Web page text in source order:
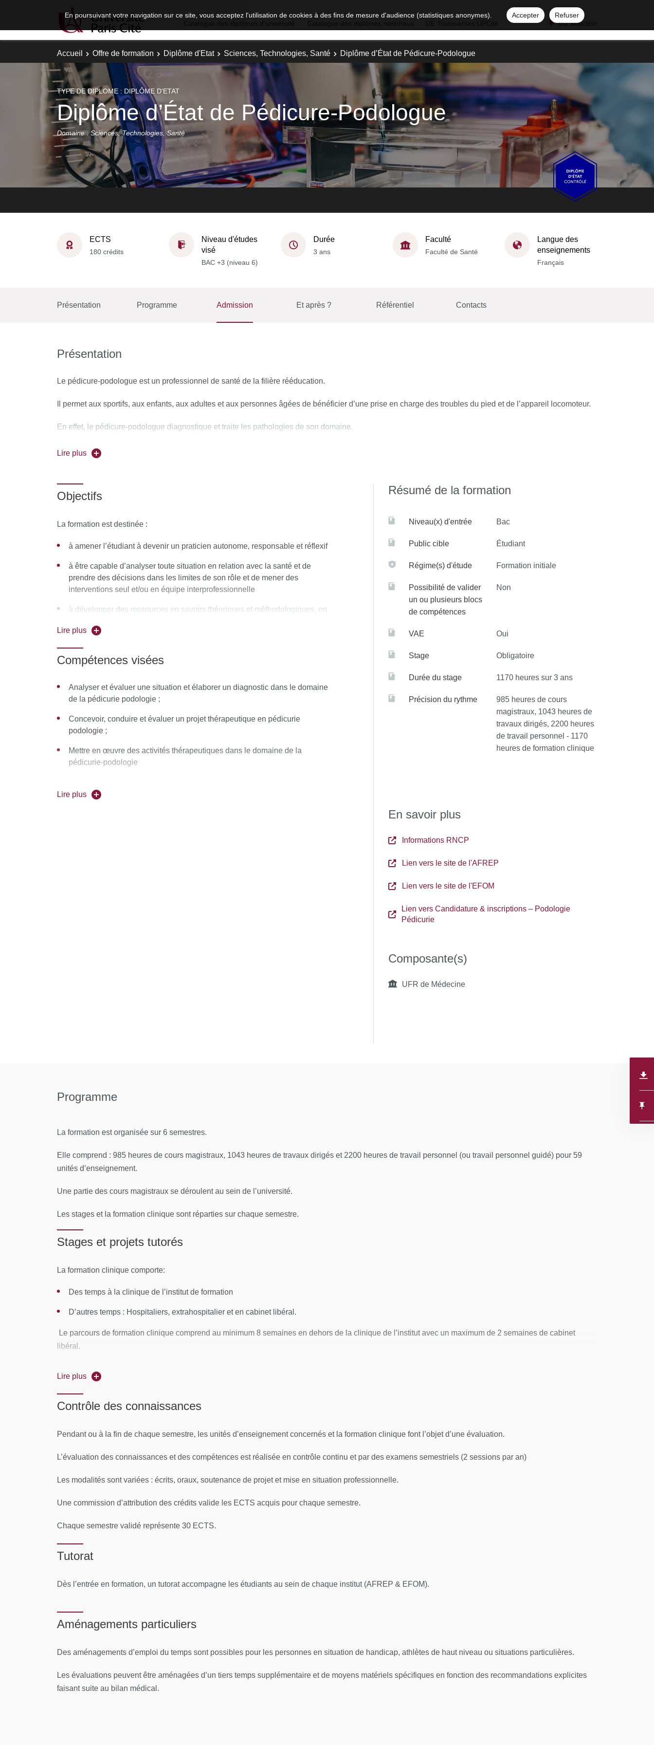
En poursuivant votre navigation sur ce site, vous acceptez l'utilisation de cookies à des fins de mesure d'audience (statistiques anonymes). Accepter
Refuser
Ma sélection
Accueil Offre de formation Diplôme d'Etat Sciences, Technologies, Santé Diplôme d’État de Pédicure-Podologue
TYPE DE DIPLOME : DIPLÔME D'ETAT
Diplôme d’État de Pédicure-Podologue
Domaine : Sciences, Technologies, Santé
ECTS
180 crédits
Niveau d'études
visé
BAC +3 (niveau 6)
Durée
3 ans
Faculté
Faculté de Santé
Langue des
enseignements
Français
Présentation Programme Admission Et après ? Référentiel Contacts
Présentation
Le pédicure-podologue est un professionnel de santé de la filière rééducation.
Il permet aux sportifs, aux enfants, aux adultes et aux personnes âgées de bénéficier d’une prise en charge des troubles du pied et de l’appareil locomoteur.
En effet, le pédicure-podologue diagnostique et traite les pathologies de son domaine.
D’autre part, il prescrit, confectionne et adapte des dispositifs médicaux podologiques externes (orthèses plantaires, petits appareillages,…) ainsi que des
Enfin, il réalise des activités en matière de prévention, de formation, d’encadrement, d’éducation et de recherche.
EFOM : 118 bis rue de Javel et 43 bis rue des Entrepreneurs – Paris 15è
Lire plus
Objectifs
La formation est destinée :
à amener l’étudiant à devenir un praticien autonome, responsable et réflexif
à être capable d’analyser toute situation en relation avec la santé et de
prendre des décisions dans les limites de son rôle et de mener des
interventions seul et/ou en équipe interprofessionnelle
à développer des ressources en savoirs théoriques et méthodologiques, en
Lire plus
Compétences visées
Analyser et évaluer une situation et élaborer un diagnostic dans le domaine
de la pédicurie podologie ;
Concevoir, conduire et évaluer un projet thérapeutique en pédicurie
podologie ;
Mettre en œuvre des activités thérapeutiques dans le domaine de la
pédicurie-podologie
en pédicurie-podologie et en santé publique ;
Lire plus
Résumé de la formation
Niveau(x) d'entrée Bac
Public cible Étudiant
Régime(s) d'étude Formation initiale
Possibilité de valider
un ou plusieurs blocs
de compétences
Non
VAE Oui
Stage Obligatoire
Durée du stage 1170 heures sur 3 ans
Précision du rythme
985 heures de cours
magistraux, 1043 heures de
travaux dirigés, 2200 heures
de travail personnel - 1170
heures de formation clinique
En savoir plus
Informations RNCP
Lien vers le site de l'AFREP
Lien vers le site de l'EFOM
Lien vers Candidature & inscriptions – Podologie
Pédicurie
Composante(s)
UFR de Médecine
Programme
La formation est organisée sur 6 semestres.
Elle comprend : 985 heures de cours magistraux, 1043 heures de travaux dirigés et 2200 heures de travail personnel (ou travail personnel guidé) pour 59
unités d’enseignement.
Une partie des cours magistraux se déroulent au sein de l’université.
Les stages et la formation clinique sont réparties sur chaque semestre.
Stages et projets tutorés
La formation clinique comporte:
Des temps à la clinique de l’institut de formation
D’autres temps : Hospitaliers, extrahospitalier et en cabinet libéral.
Le parcours de formation clinique comprend au minimum 8 semaines en dehors de la clinique de l’institut avec un maximum de 2 semaines de cabinet
libéral.
chaque institut.
Quel que soit le lieu, chaque étudiant est encadré par un tuteur de stage.
Lire plus
Contrôle des connaissances
Pendant ou à la fin de chaque semestre, les unités d’enseignement concernés et la formation clinique font l’objet d’une évaluation.
L’évaluation des connaissances et des compétences est réalisée en contrôle continu et par des examens semestriels (2 sessions par an)
Les modalités sont variées : écrits, oraux, soutenance de projet et mise en situation professionnelle.
Une commission d’attribution des crédits valide les ECTS acquis pour chaque semestre.
Chaque semestre validé représente 30 ECTS.
Tutorat
Dès l’entrée en formation, un tutorat accompagne les étudiants au sein de chaque institut (AFREP & EFOM).
Aménagements particuliers
Des aménagements d’emploi du temps sont possibles pour les personnes en situation de handicap, athlètes de haut niveau ou situations particulières.
Les évaluations peuvent être aménagées d’un tiers temps supplémentaire et de moyens matériels spécifiques en fonction des recommandations explicites
faisant suite au bilan médical.